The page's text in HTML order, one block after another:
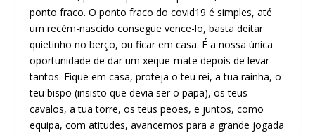
ponto fraco. O ponto fraco do covid19 é simples, até
um recém-nascido consegue vence-lo, basta deitar
quietinho no berço, ou ficar em casa. É a nossa única
oportunidade de dar um xeque-mate depois de levar
tantos. Fique em casa, proteja o teu rei, a tua rainha, o
teu bispo (insisto que devia ser o papa), os teus
cavalos, a tua torre, os teus peões, e juntos, como
equipa, com atitudes, avancemos para a grande jogada